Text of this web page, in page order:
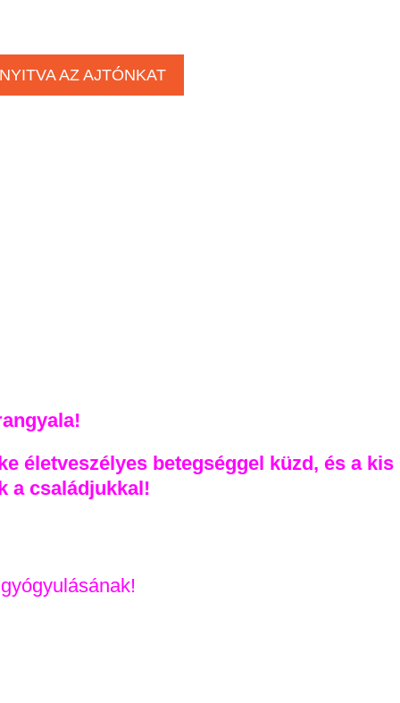
AZ AJTÓNKAT
életveszélyes betegséggel küzd, és a kis
a családjukkal!